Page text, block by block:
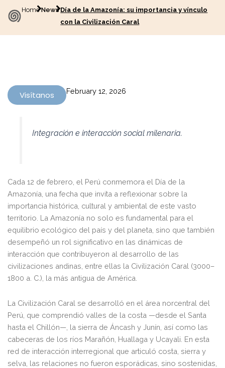
HomeNews Día de la Amazonía: su importancia y vínculo
con la Civilización Caral
Visítanos February 12, 2026
Integración e interacción social milenaria.
Cada 12 de febrero, el Perú conmemora el Día de la
Amazonía, una fecha que invita a reflexionar sobre la
importancia histórica, cultural y ambiental de este vasto
territorio. La Amazonía no solo es fundamental para el
equilibrio ecológico del país y del planeta, sino que también
desempeñó un rol significativo en las dinámicas de
interacción que contribuyeron al desarrollo de las
civilizaciones andinas, entre ellas la Civilización Caral (3000–
1800 a. C.), la más antigua de América.
La Civilización Caral se desarrolló en el área norcentral del
Perú, que comprendió valles de la costa —desde el Santa
hasta el Chillón—, la sierra de Áncash y Junín, así como las
cabeceras de los ríos Marañón, Huallaga y Ucayali. En esta
red de interacción interregional que articuló costa, sierra y
selva, las relaciones no fueron esporádicas, sino sostenidas,